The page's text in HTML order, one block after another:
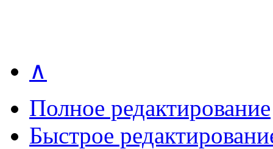
∧
Полное редактирование
Быстрое